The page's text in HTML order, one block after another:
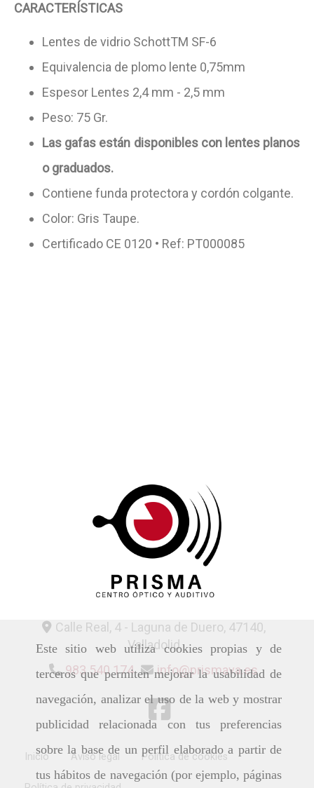
Este sitio web utiliza cookies propias y de
terceros que permiten mejorar la usabilidad de
navegación, analizar el uso de la web y mostrar
publicidad relacionada con tus preferencias
sobre la base de un perfil elaborado a partir de
tus hábitos de navegación (por ejemplo, páginas
CARACTERÍSTICAS
Lentes de vidrio SchottTM SF-6
Equivalencia de plomo lente 0,75mm
Espesor Lentes 2,4 mm - 2,5 mm
Peso: 75 Gr.
Las gafas están disponibles con lentes planos
o graduados.
Contiene funda protectora y cordón colgante.
Color: Gris Taupe.
Certificado CE 0120 • Ref: PT000085
Calle Real, 4 - Laguna de Duero, 47140,
Valladolid
983 540 174
info prismava.es
Inicio Aviso legal Política de cookies